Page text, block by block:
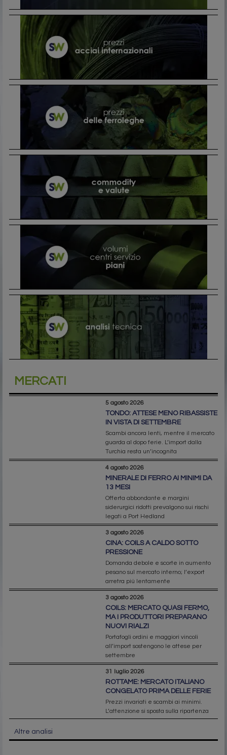
MERCATI
5 agosto 2026
TONDO: ATTESE MENO RIBASSISTE
IN VISTA DI SETTEMBRE
Scambi ancora lenti, mentre il mercato
guarda al dopo ferie. L’import dalla
Turchia resta un’incognita
4 agosto 2026
MINERALE DI FERRO AI MINIMI DA
13 MESI
Offerta abbondante e margini
siderurgici ridotti prevalgono sui rischi
legati a Port Hedland
3 agosto 2026
CINA: COILS A CALDO SOTTO
PRESSIONE
Domanda debole e scorte in aumento
pesano sul mercato interno; l’export
arretra più lentamente
3 agosto 2026
COILS: MERCATO QUASI FERMO,
MA I PRODUTTORI PREPARANO
NUOVI RIALZI
Portafogli ordini e maggiori vincoli
all’import sostengono le attese per
settembre
31 luglio 2026
ROTTAME: MERCATO ITALIANO
CONGELATO PRIMA DELLE FERIE
Prezzi invariati e scambi ai minimi.
L’attenzione si sposta sulla ripartenza
Altre analisi